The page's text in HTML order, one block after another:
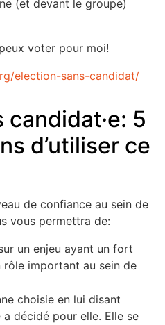
(et devant le groupe)
voter pour moi!
election-sans-candidat/
5
d’utiliser ce
de confiance au sein de
vous permettra de:
un enjeu ayant un fort
important au sein de
choisie en lui disant
décidé pour elle. Elle se